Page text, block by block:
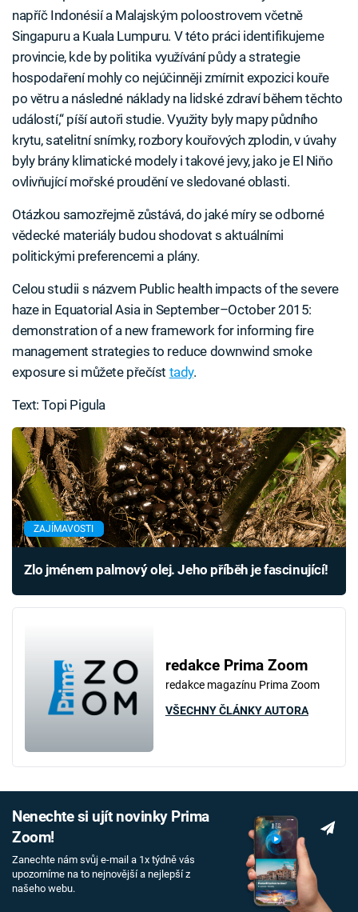
napříč Indonésií a Malajským poloostrovem včetně
Singapuru a Kuala Lumpuru. V této práci identifikujeme
provincie, kde by politika využívání půdy a strategie
hospodaření mohly co nejúčinněji zmírnit expozici kouře
po větru a následné náklady na lidské zdraví během těchto
událostí,“ píší autoři studie. Využity byly mapy půdního
krytu, satelitní snímky, rozbory kouřových zplodin, v úvahy
byly brány klimatické modely i takové jevy, jako je El Niňo
ovlivňující mořské proudění ve sledované oblasti.
Otázkou samozřejmě zůstává, do jaké míry se odborné
vědecké materiály budou shodovat s aktuálními
politickými preferencemi a plány.
Celou studii s názvem Public health impacts of the severe
haze in Equatorial Asia in September–October 2015:
demonstration of a new framework for informing fire
management strategies to reduce downwind smoke
exposure si můžete přečíst tady.
Text: Topi Pigula
ZAJÍMAVOSTI
Zlo jménem palmový olej. Jeho příběh je fascinující!
redakce Prima Zoom
redakce magazínu Prima Zoom
VŠECHNY ČLÁNKY AUTORA
Nenechte si ujít novinky Prima
Zoom!
Zanechte nám svůj e-mail a 1x týdně vás
upozorníme na to nejnovější a nejlepší z
našeho webu.